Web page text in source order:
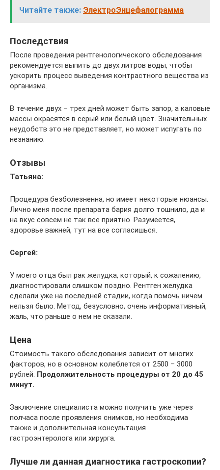
Читайте также: ЭлектроЭнцефалограмма
Последствия
После проведения рентгенологического обследования
рекомендуется выпить до двух литров воды, чтобы
ускорить процесс выведения контрастного вещества из
организма.
В течение двух – трех дней может быть запор, а каловые
массы окрасятся в серый или белый цвет. Значительных
неудобств это не представляет, но может испугать по
незнанию.
Отзывы
Татьяна:
Процедура безболезненна, но имеет некоторые нюансы.
Лично меня после препарата бария долго тошнило, да и
на вкус совсем не так все приятно. Разумеется,
здоровье важней, тут на все согласишься.
Сергей:
У моего отца был рак желудка, который, к сожалению,
диагностировали слишком поздно. Рентген желудка
сделали уже на последней стадии, когда помочь ничем
нельзя было. Метод, безусловно, очень информативный,
жаль, что раньше о нем не сказали.
Цена
Стоимость такого обследования зависит от многих
факторов, но в основном колеблется от 2500 – 3000
рублей. Продолжительность процедуры от 20 до 45
минут.
Заключение специалиста можно получить уже через
полчаса после проявления снимков, но необходима
также и дополнительная консультация
гастроэнтеролога или хирурга.
Лучше ли данная диагностика гастроскопии?